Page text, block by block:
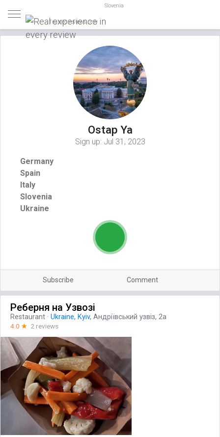
Slovenia
Trusted reviews only
Ostap Ya
Sign up: Jul 31, 2023
Germany
Spain
Italy
Slovenia
Ukraine
Subscribe Comment
Реберня на Узвозі
Restaurant · Ukraine, Kyiv, Андріївський узвіз, 2а
4.0 ☆ 2 reviews